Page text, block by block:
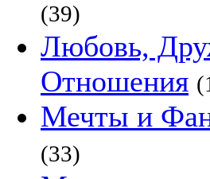
(39)
Любовь,
Отношения
Мечты и
(33)